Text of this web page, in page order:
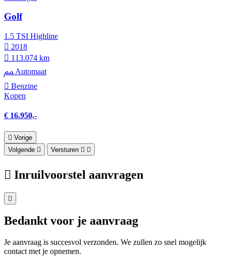
Golf
1.5 TSI Highline
2018
113.074 km
Automaat
Benzine
Kopen
€ 16.950,-
Vorige
Volgende
Versturen
Inruilvoorstel aanvragen
Bedankt voor je aanvraag
Je aanvraag is succesvol verzonden. We zullen zo snel mogelijk
contact met je opnemen.